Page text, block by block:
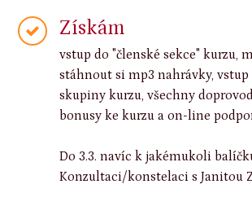
Získám
vstup do "členské sekce" kurzu,
stáhnout si mp3 nahrávky, vstup
skupiny kurzu, všechny
bonusy ke kurzu a on-line
Do 3.3. navíc k jakémukoli
Konzultaci/konstelaci s Janitou